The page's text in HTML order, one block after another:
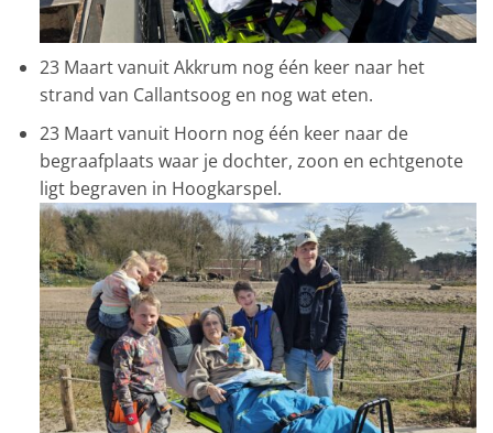
23 Maart vanuit Akkrum nog één keer naar het
strand van Callantsoog en nog wat eten.
23 Maart vanuit Hoorn nog één keer naar de
begraafplaats waar je dochter, zoon en echtgenote
ligt begraven in Hoogkarspel.